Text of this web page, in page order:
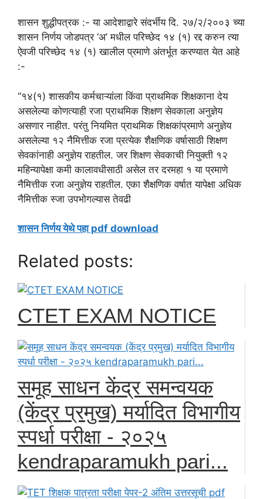
शासन शुद्धीपत्रक :- या आदेशाद्वारे संदर्भीय दि. २७/२/२००३ च्या
शासन निर्णय जोडपत्र ‘अ’ मधील परिच्छेद १४ (१) रद्द करुन त्या
ऐवजी परिच्छेद १४ (१) खालील प्रमाणे अंतर्भूत करण्यात येत आहे
:-
“१४(१) शासकीय कर्मचाऱ्यांला किंवा प्राथमिक शिक्षकाना देय
असलेल्या कोणत्याही रजा प्राथमिक शिक्षण सेवकाला अनुज्ञेय
असणार नाहीत. परंतु नियमित प्राथमिक शिक्षकांप्रमाणे अनुज्ञेय
असलेल्या १२ नैमित्तीक रजा प्रत्येक शैक्षणिक वर्षासाठी शिक्षण
सेवकांनाही अनुज्ञेय राहतील. जर शिक्षण सेवकाची नियुक्ती १२
महिन्यापेक्षा कमी कालावधीसाठी असेल तर दरमहा १ या प्रमाणे
नैमित्तीक रजा अनुज्ञेय राहतील. एका शैक्षणिक वर्षात यापेक्षा अधिक
नैमित्तीक स्जा उपभोगल्यास तेवढी
शासन निर्णय येथे पहा pdf download
Related posts:
CTET EXAM NOTICE
समूह साधन केंद्र समन्वयक
(केंद्र प्रमुख) मर्यादित विभागीय
स्पर्धा परीक्षा - २०२५
kendraparamukh pari...